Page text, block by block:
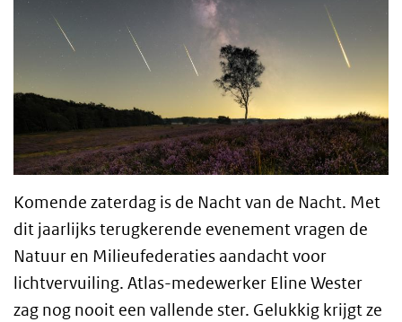
Komende zaterdag is de Nacht van de Nacht. Met
dit jaarlijks terugkerende evenement vragen de
Natuur en Milieufederaties aandacht voor
lichtvervuiling. Atlas-medewerker Eline Wester
zag nog nooit een vallende ster. Gelukkig krijgt ze